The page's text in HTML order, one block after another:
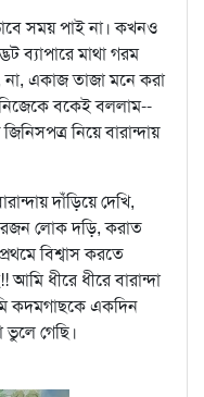
সময় পাই না। কখনও
ব্যাপারে মাথা গরম
একাজ তাজা মনে করা
বকেই বললাম--
নিয়ে বারান্দায়
দাঁড়িয়ে দেখি,
লোক দড়ি, করাত
বিশ্বাস করতে
ধীরে ধীরে বারান্দা
কদমগাছকে একদিন
ভুলে গেছি।